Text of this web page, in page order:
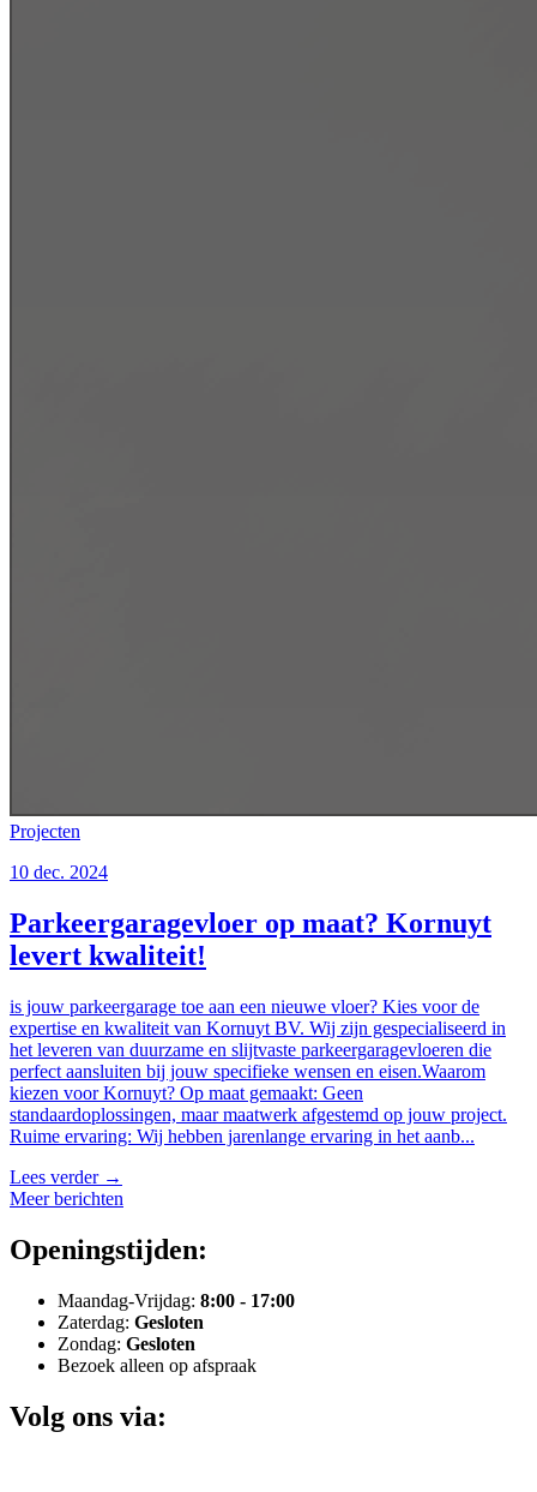
Projecten
10 dec. 2024
Parkeergaragevloer op maat? Kornuyt
levert kwaliteit!
is jouw parkeergarage toe aan een nieuwe vloer? Kies voor de
expertise en kwaliteit van Kornuyt BV. Wij zijn gespecialiseerd in
het leveren van duurzame en slijtvaste parkeergaragevloeren die
perfect aansluiten bij jouw specifieke wensen en eisen.Waarom
kiezen voor Kornuyt? Op maat gemaakt: Geen
standaardoplossingen, maar maatwerk afgestemd op jouw project.
Ruime ervaring: Wij hebben jarenlange ervaring in het aanb...
Lees verder →
Meer berichten
Openingstijden:
Maandag-Vrijdag: 8:00 - 17:00
Zaterdag: Gesloten
Zondag: Gesloten
Bezoek alleen op afspraak
Volg ons via: